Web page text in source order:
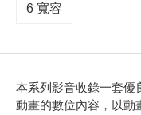
6 寬容
本系列影音收錄一套優
動畫的數位內容，以動